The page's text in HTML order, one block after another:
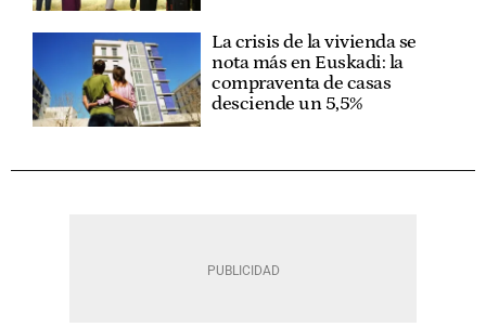
La crisis de la vivienda se
nota más en Euskadi: la
compraventa de casas
desciende un 5,5%